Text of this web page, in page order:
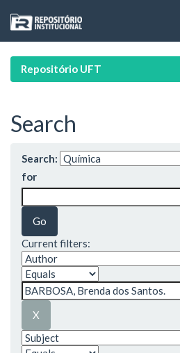
navigation
Repositório UFT
Search
Search:
for
Current filters: